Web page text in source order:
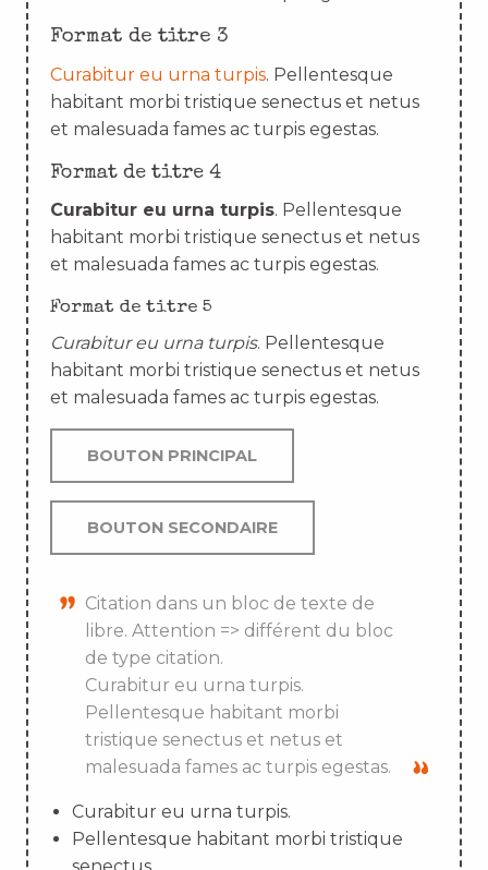
Format de titre 3
Curabitur eu urna turpis. Pellentesque
habitant morbi tristique senectus et netus
et malesuada fames ac turpis egestas.
Format de titre 4
Curabitur eu urna turpis. Pellentesque
habitant morbi tristique senectus et netus
et malesuada fames ac turpis egestas.
Format de titre 5
Curabitur eu urna turpis. Pellentesque
habitant morbi tristique senectus et netus
et malesuada fames ac turpis egestas.
BOUTON PRINCIPAL
BOUTON SECONDAIRE
Citation dans un bloc de texte de
libre. Attention => différent du bloc
de type citation.
Curabitur eu urna turpis.
Pellentesque habitant morbi
tristique senectus et netus et
malesuada fames ac turpis egestas.
Curabitur eu urna turpis.
Pellentesque habitant morbi tristique